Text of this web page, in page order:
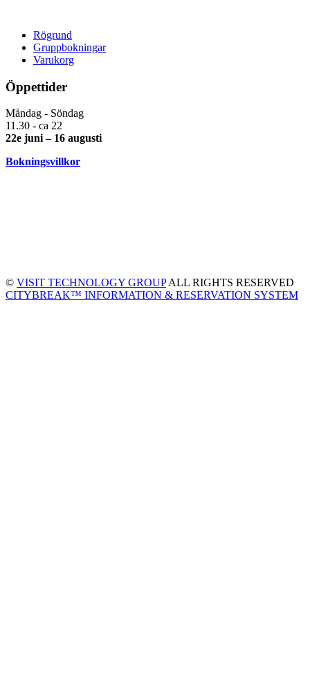
Rögrund
Gruppbokningar
Varukorg
Öppettider
Måndag - Söndag
11.30 - ca 22
22e juni – 16 augusti
Bokningsvillkor
© VISIT TECHNOLOGY GROUPALL RIGHTS RESERVED
CITYBREAK™ INFORMATION & RESERVATION SYSTEM